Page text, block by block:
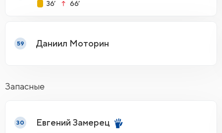
36’ 66’
59 Даниил Моторин
Запасные
30 Евгений Замерец